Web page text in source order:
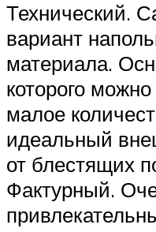
Технический.
вариант
материала.
которого
малое
идеальный
от блестящих
Фактурный.